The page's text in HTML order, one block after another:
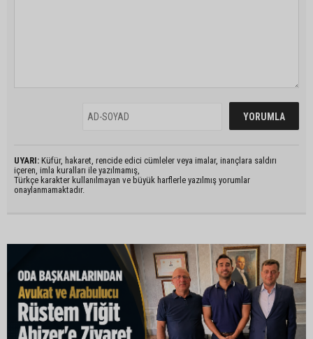
UYARI: Küfür, hakaret, rencide edici cümleler veya imalar, inançlara saldırı
içeren, imla kuralları ile yazılmamış,
Türkçe karakter kullanılmayan ve büyük harflerle yazılmış yorumlar
onaylanmamaktadır.